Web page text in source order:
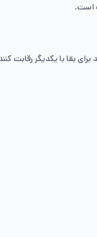
است.
بقا با یکدیگر رقابت